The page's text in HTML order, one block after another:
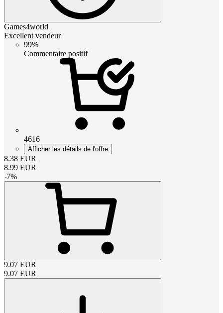
Games4world
Excellent vendeur
99%
Commentaire positif
4616
Afficher les détails de l'offre
8.38 EUR
8.99 EUR
-7%
9.07 EUR
9.07 EUR